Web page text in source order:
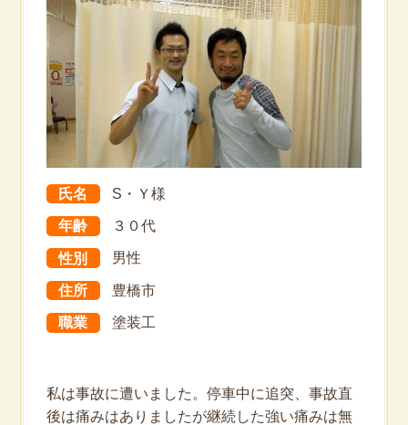
氏名 S・Ｙ様
年齢 ３０代
性別 男性
住所 豊橋市
職業 塗装工
私は事故に遭いました。停車中に追突、事故直
後は痛みはありましたが継続した強い痛みは無